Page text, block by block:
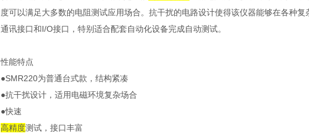
度可以满足大多数的电阻测试应用场合。抗干扰的电路设计使得该仪器能够在各种
通讯接口和I/O接口，特别适合配套自动化设备完成自动测试。
性能特点
●SMR220为普通台式款，结构紧凑
●抗干扰设计，适用电磁环境复杂场合
●快速
高精度测试，接口丰富